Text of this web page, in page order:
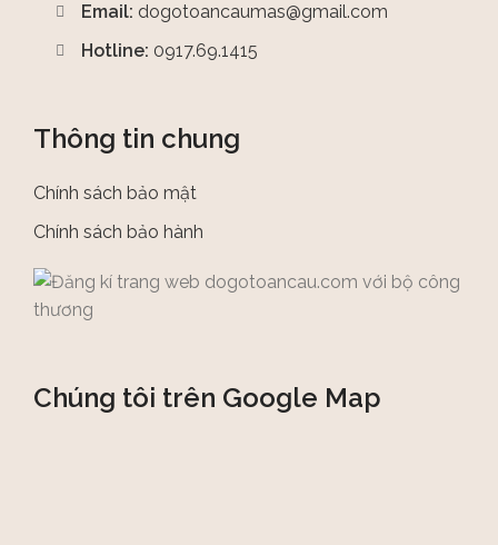
Email: dogotoancaumas@gmail.com
Hotline: 0917.69.1415
Thông tin chung
Chính sách bảo mật
Chính sách bảo hành
Chúng tôi trên Google Map